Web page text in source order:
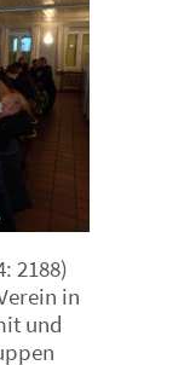
2188)
in
und